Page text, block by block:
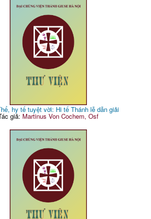
hy tế tuyệt vời: Hi tế Thánh lễ dẫn giải
giả: Martinus Von Cochem, Osf